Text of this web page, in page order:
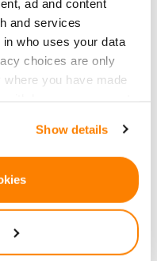
ad and content
and services
who uses your data
choices are only
you have made
to within several
scanning it for
Show details
zugelassenen
REGAFI NUMBER bei
("ACPR") als